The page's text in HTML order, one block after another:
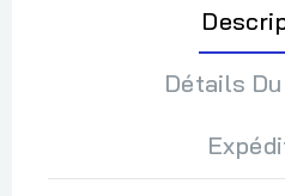
Détails